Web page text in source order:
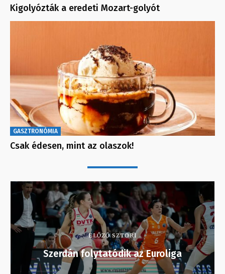
Kigolyózták a eredeti Mozart-golyót
GASZTRONÓMIA
Csak édesen, mint az olaszok!
ELŐZŐ SZTORI
Szerdán folytatódik az Euroliga